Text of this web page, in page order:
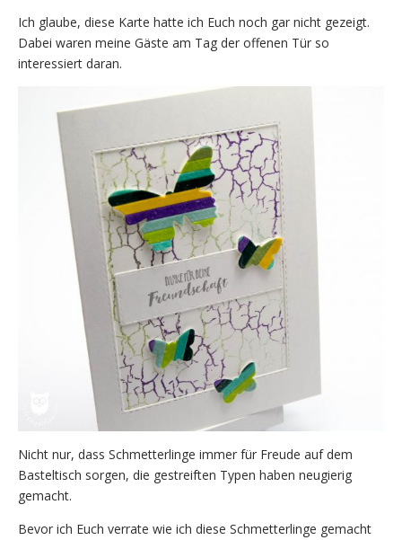
Ich glaube, diese Karte hatte ich Euch noch gar nicht gezeigt.
Dabei waren meine Gäste am Tag der offenen Tür so
interessiert daran.
Nicht nur, dass Schmetterlinge immer für Freude auf dem
Basteltisch sorgen, die gestreiften Typen haben neugierig
gemacht.
Bevor ich Euch verrate wie ich diese Schmetterlinge gemacht